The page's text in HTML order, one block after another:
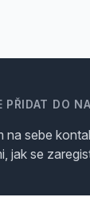
PŘIDAT DO
na sebe
jak se